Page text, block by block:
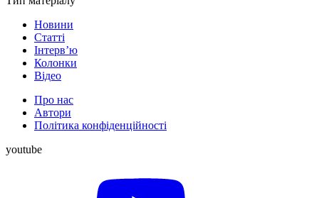
Новини
Статті
Інтерв’ю
Колонки
Відео
Про нас
Автори
Політика конфіденційності
youtube